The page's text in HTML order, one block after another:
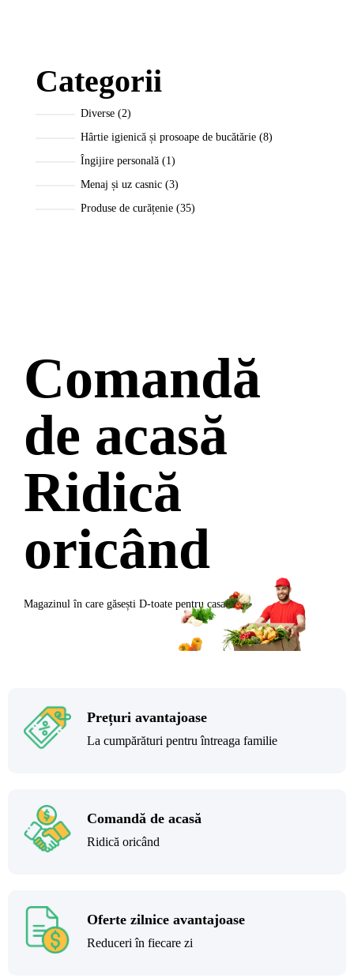
Categorii
Diverse 2
Hârtie igienică și prosoape de bucătărie 8
Îngijire personală
1
Menaj și uz casnic 3
Produse de curățenie 35
Comandă
de acasă
Ridică
oricând
Magazinul în care găsești D-toate pentru casa ta
Prețuri avantajoase
La cumpărături pentru întreaga familie
Comandă de acasă
Ridică oricând
Oferte zilnice avantajoase
Reduceri în fiecare zi